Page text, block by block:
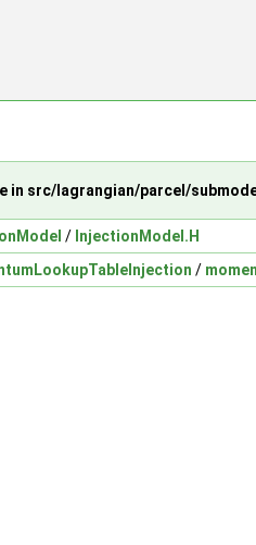
in src/lagrangian/parcel/
/ InjectionModel.H
/